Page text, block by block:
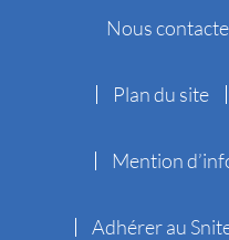
Nous
Plan du site
Mention
Adhérer au